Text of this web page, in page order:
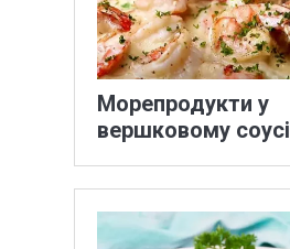
Морепродукти у
вершковому соусі